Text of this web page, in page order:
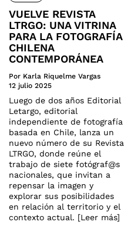
VUELVE REVISTA
LTRGO: UNA VITRINA
PARA LA FOTOGRAFÍA
CHILENA
CONTEMPORÁNEA
Por Karla Riquelme Vargas
12 julio 2025
Luego de dos años Editorial
Letargo, editorial
independiente de fotografía
basada en Chile, lanza un
nuevo número de su Revista
LTRGO, donde reúne el
trabajo de siete fotógraf@s
nacionales, que invitan a
repensar la imagen y
explorar sus posibilidades
en relación al territorio y el
contexto actual. [Leer más]